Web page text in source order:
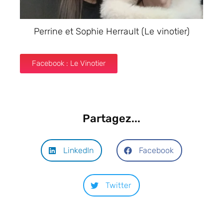
Perrine et Sophie Herrault (Le vinotier)
Facebook : Le Vinotier
Partagez...
LinkedIn Facebook
Twitter